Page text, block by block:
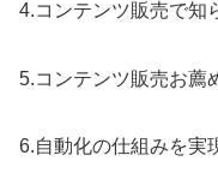
4.コンテンツ販売で知
5.コンテンツ販売お薦
6.自動化の仕組みを実